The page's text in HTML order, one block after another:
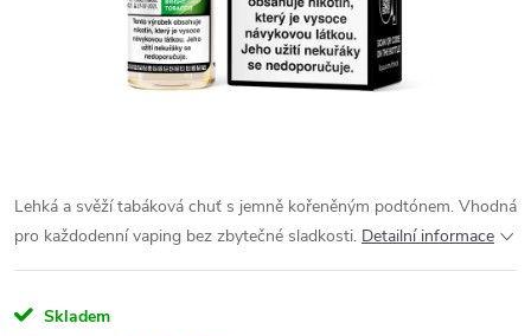
Lehká a svěží tabáková chuť s jemně kořeněným podtónem. Vhodná
pro každodenní vaping bez zbytečné sladkosti. Detailní informace
Skladem